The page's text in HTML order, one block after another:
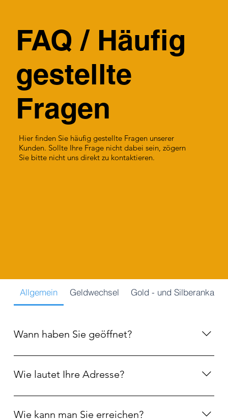
FAQ / Häufig
gestellte
Fragen
Hier finden Sie häufig gestellte Fragen unserer
Kunden. Sollte Ihre Frage nicht dabei sein, zögern
Sie bitte nicht uns direkt zu kontaktieren.
Allgemein Geldwechsel Gold - und Silberankauf
Wann haben Sie geöffnet?
Wir haben von Montag - Freitag von 9.00 - 18.00 Uhr
geöffnet und Samstags von 9.00 - 13.00 Uhr. Sonntags
Wie lautet Ihre Adresse?
Unser Ladengeschäft finden Sie in der Schillerstr. 5,
80336 München.
Wie kann man Sie erreichen?